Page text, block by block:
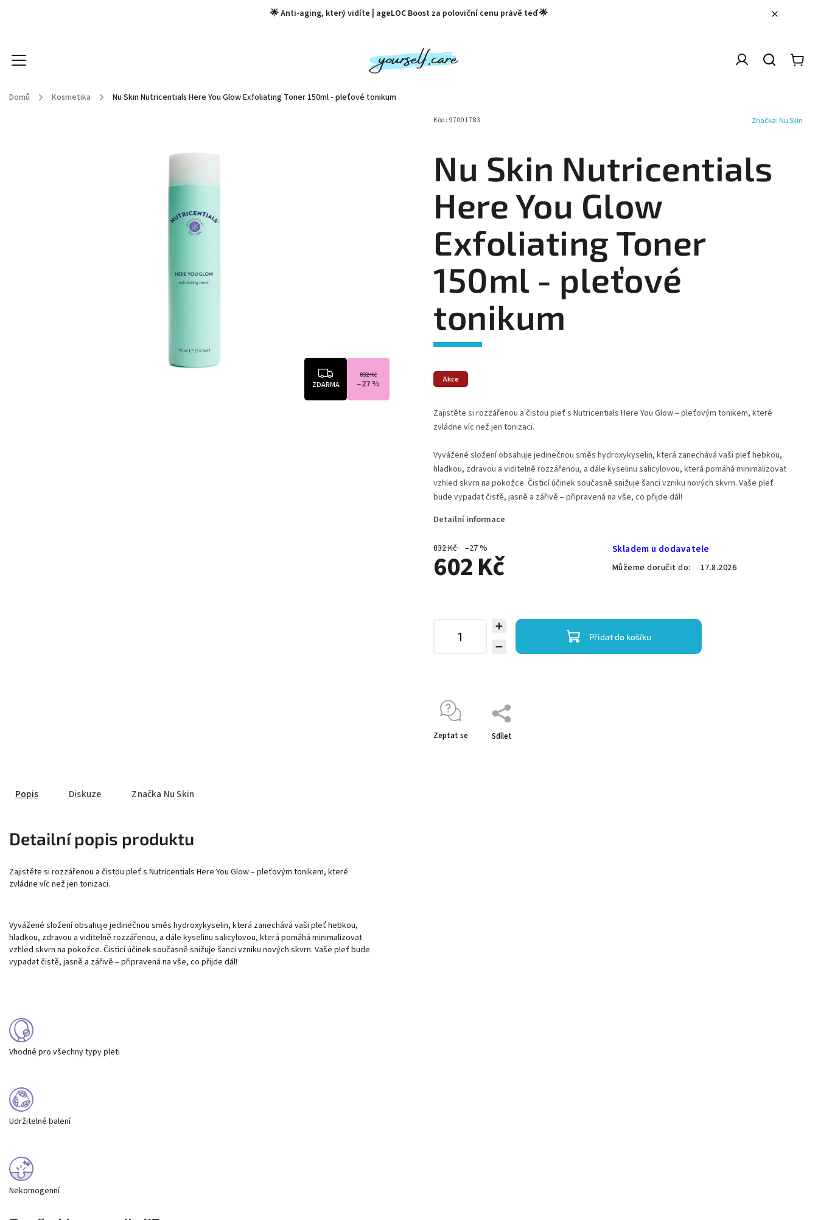
🌟 Anti-aging, který vidíte | ageLOC Boost za poloviční cenu právě teď 🌟
Rtěnky Nu Color ⚖️ TRME v akci -15%
Domů / Kosmetika / Nu Skin Nutricentials Here You Glow Exfoliating Toner 150ml - pleťové tonikum
ZDARMA
832 Kč
–27 %
Nu Skin Nutricentials
Here You Glow
Exfoliating Toner
150ml - pleťové
tonikum
Kód: 97001783
Zajistěte si rozzářenou a čistou pleť s Nutricentials Here You Glow – pleťovým tonikem, které
zvládne víc než jen tonizaci.
Vyvážené složení obsahuje jedinečnou směs hydroxykyselin, která zanechává vaši pleť hebkou,
hladkou, zdravou a viditelně rozzářenou, a dále kyselinu salicylovou, která pomáhá minimalizovat
vzhled skvrn na pokožce. Čisticí účinek současně snižuje šanci vzniku nových skvrn. Vaše pleť
bude vypadat čistě, jasně a zářivě – připravená na vše, co přijde dál!
Detailní informace
Akce
Značka: Nu Skin
832 Kč –27 %
602 Kč Skladem u dodavatele
Můžeme doručit do: 17.8.2026
Přidat do košíku
Zeptat se Sdílet
Popis Diskuze Značka Nu Skin
Detailní popis produktu
Zajistěte si rozzářenou a čistou pleť s Nutricentials Here You Glow – pleťovým tonikem, které
zvládne víc než jen tonizaci.
Vyvážené složení obsahuje jedinečnou směs hydroxykyselin, která zanechává vaši pleť hebkou,
hladkou, zdravou a viditelně rozzářenou, a dále kyselinu salicylovou, která pomáhá minimalizovat
vzhled skvrn na pokožce. Čisticí účinek současně snižuje šanci vzniku nových skvrn. Vaše pleť bude
vypadat čistě, jasně a zářivě – připravená na vše, co přijde dál!
Vhodné pro všechny typy pleti
Udržitelné balení
Nekomogenní